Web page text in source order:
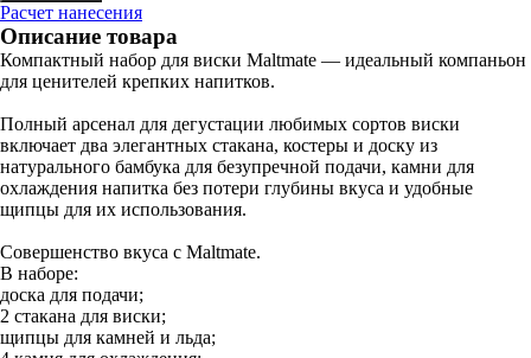
Расчет нанесения
Описание товара
Компактный набор для виски Maltmate — идеальный компаньон
для ценителей крепких напитков.
Полный арсенал для дегустации любимых сортов виски
включает два элегантных стакана, костеры и доску из
натурального бамбука для безупречной подачи, камни для
охлаждения напитка без потери глубины вкуса и удобные
щипцы для их использования.
Совершенство вкуса с Maltmate.
В наборе:
доска для подачи;
2 стакана для виски;
щипцы для камней и льда;